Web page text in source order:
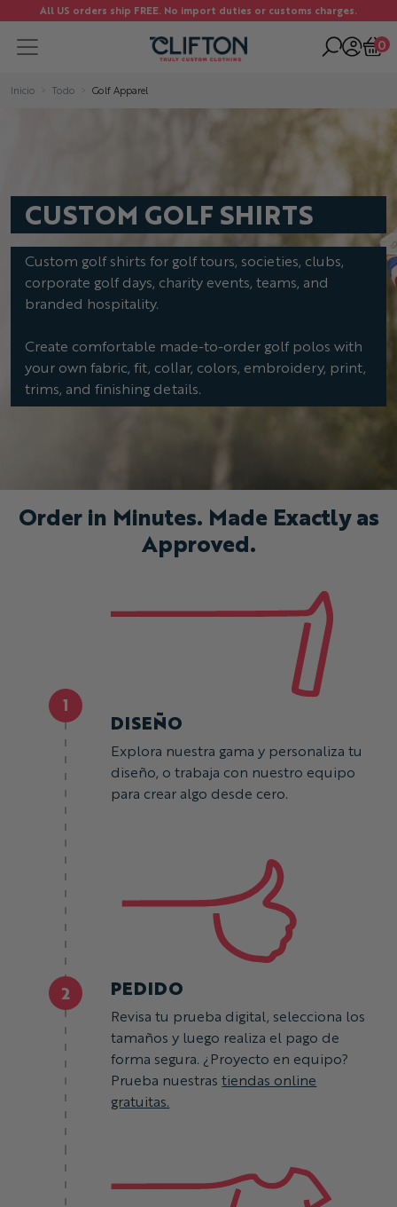
All US orders ship FREE. No import duties or customs charges.
0
Inicio Todo Golf Apparel
CUSTOM GOLF SHIRTS
Custom golf shirts for golf tours, societies, clubs,
corporate golf days, charity events, teams, and
branded hospitality.
Create comfortable made-to-order golf polos with
your own fabric, fit, collar, colors, embroidery, print,
trims, and finishing details.
Order in Minutes. Made Exactly as
Approved.
1
DISEÑO
Explora nuestra gama y personaliza tu
diseño, o trabaja con nuestro equipo
para crear algo desde cero.
2 PEDIDO
Revisa tu prueba digital, selecciona los
tamaños y luego realiza el pago de
forma segura. ¿Proyecto en equipo?
Prueba nuestrastiendas online
gratuitas.